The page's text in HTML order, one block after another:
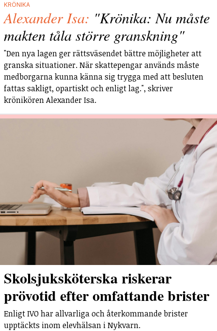
KRÖNIKA
Alexander Isa: "Krönika: Nu måste
makten tåla större granskning"
"Den nya lagen ger rättsväsendet bättre möjligheter att
granska situationer. När skattepengar används måste
medborgarna kunna känna sig trygga med att besluten
fattas sakligt, opartiskt och enligt lag.", skriver
krönikören Alexander Isa.
Skolsjuksköterska riskerar
prövotid efter omfattande brister
Enligt IVO har allvarliga och återkommande brister
upptäckts inom elevhälsan i Nykvarn.